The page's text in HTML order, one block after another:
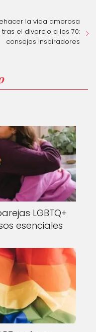
la vida amorosa
tras el divorcio a los 70:
consejos inspiradores
LGBTQ+
esenciales